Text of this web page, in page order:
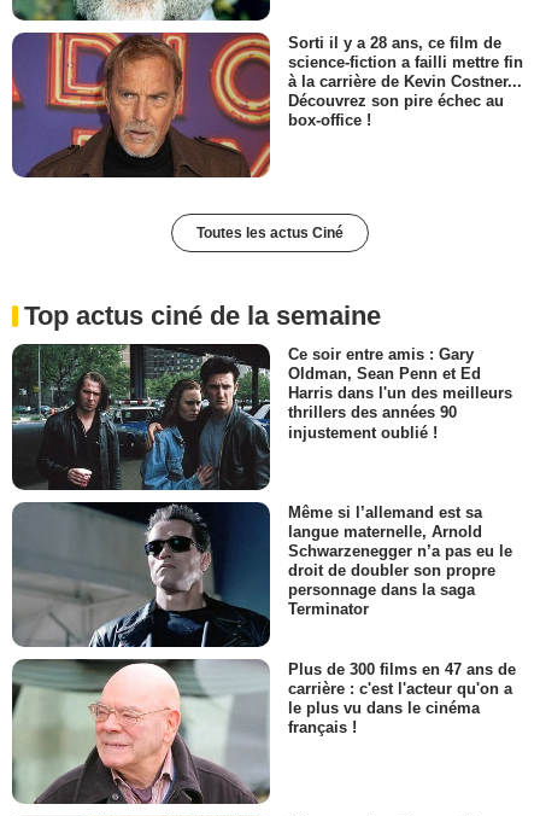
Sorti il y a 28 ans, ce film de
science-fiction a failli mettre fin
à la carrière de Kevin Costner...
Découvrez son pire échec au
box-office !
Toutes les actus Ciné
Top actus ciné de la semaine
Ce soir entre amis : Gary
Oldman, Sean Penn et Ed
Harris dans l'un des meilleurs
thrillers des années 90
injustement oublié !
Même si l’allemand est sa
langue maternelle, Arnold
Schwarzenegger n’a pas eu le
droit de doubler son propre
personnage dans la saga
Terminator
Plus de 300 films en 47 ans de
carrière : c'est l'acteur qu'on a
le plus vu dans le cinéma
français !